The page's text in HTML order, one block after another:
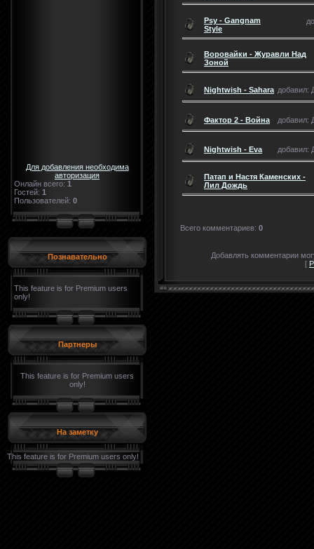
Для добавления необходима
авторизация
Онлайн всего: 1
Гостей: 1
Пользователей: 0
Познавательно
This feature is for Premium users
only!
Партнеры
This feature is for Premium users
only!
На заметку
This feature is for Premium users only!
Psy - Gangnam
Style
Воровайки - Журавли Над
Зоной
Nightwish - Sahara добавил:
Фактор 2 - Война добавил:
Nightwish - Eva добавил:
Патап и Настя Каменских -
Лил Дождь
Всего комментариев: 0
Добавлять комментарии
[